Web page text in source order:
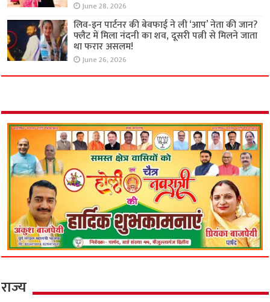
June 28, 2026
लिव-इन पार्टनर की बेवफाई ने ली ‘आप’ नेता की जान?
फ्लैट में मिला नंदनी का शव, दूसरी पत्नी से मिलने जाता
था फरार असलम!
June 26, 2026
राज्य